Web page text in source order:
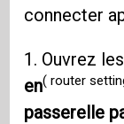
connecter
1. Ouvrez les
en( router
passerelle